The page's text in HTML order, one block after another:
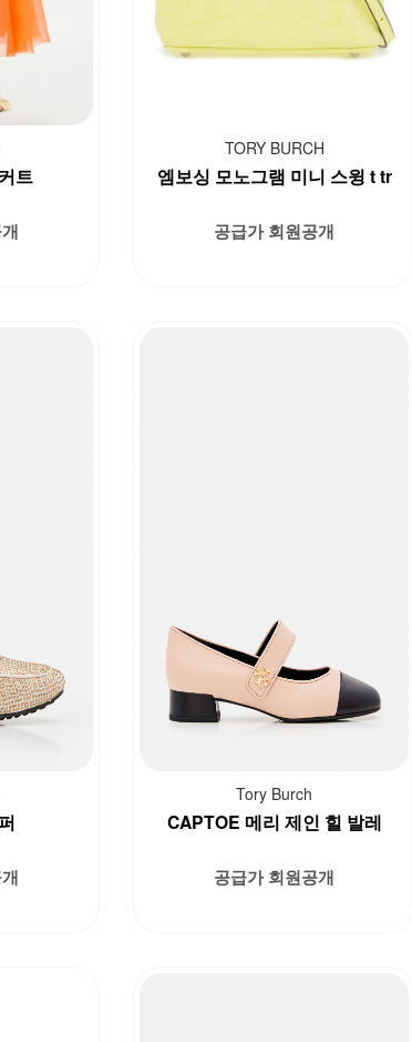
트
TORY BURCH
엠보싱 모노그램 미니 스윙 t tr
공급가 회원공개
Tory Burch
CAPTOE 메리 제인 힐 발레
공급가 회원공개